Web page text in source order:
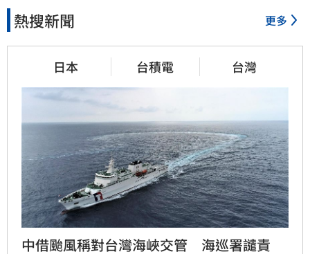
熱搜新聞 更多
日本 台積電 台灣
中借颱風稱對台灣海峽交管　海巡署譴責